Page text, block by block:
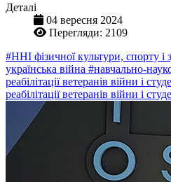
Деталі
04 вересня 2024
Перегляди: 2109
#ННІ фізичної культури, спорту і
українська війна #навчально-
реабілітації ветеранів війни і
реабілітації ветеранів війни і